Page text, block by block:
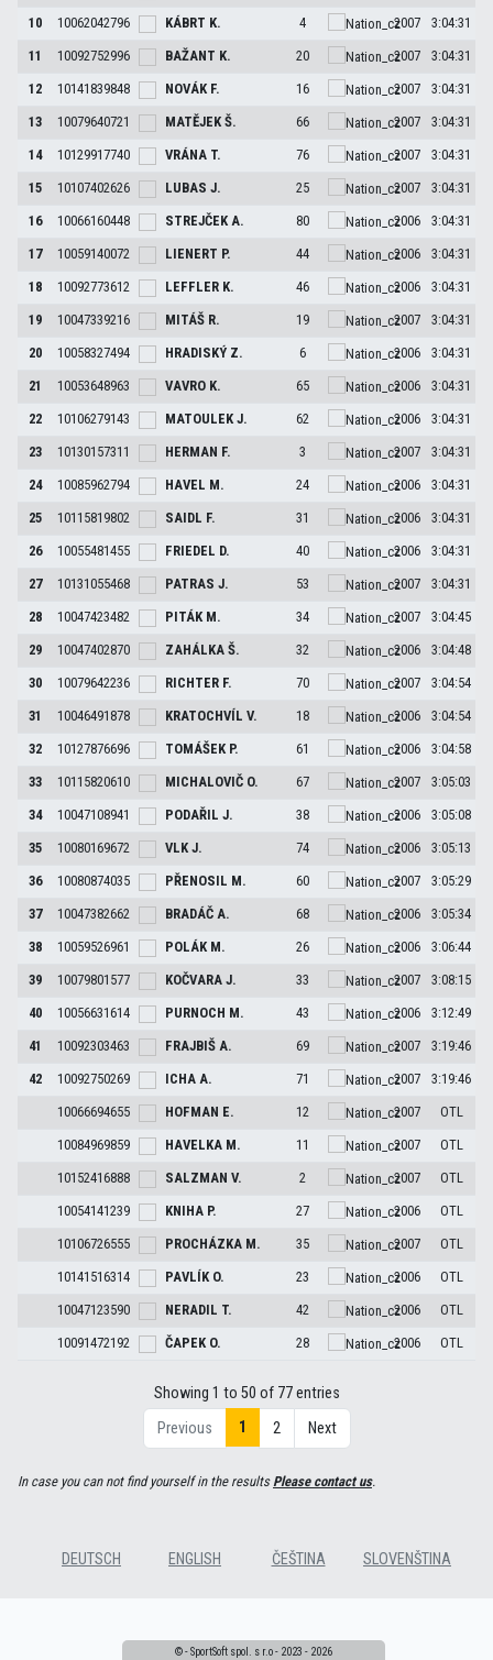
10
10062042796 KÁBRT K. 4 2007
3:04:31
11
10092752996 BAŽANT K. 20 2007
3:04:31
12
10141839848 NOVÁK F. 16 2007
3:04:31
13
10079640721 MATĚJEK Š. 66 2007
3:04:31
14
10129917740 VRÁNA T. 76 2007
3:04:31
15
10107402626 LUBAS J. 25 2007
3:04:31
16
10066160448 STREJČEK A. 80 2006
3:04:31
17
10059140072 LIENERT P. 44 2006
3:04:31
18
10092773612 LEFFLER K. 46 2006
3:04:31
19
10047339216 MITÁŠ R. 19 2007
3:04:31
20
10058327494 HRADISKÝ Z. 6 2006
3:04:31
21
10053648963 VAVRO K. 65 2006
3:04:31
22
10106279143 MATOULEK J. 62 2006
3:04:31
23
10130157311 HERMAN F. 3 2007
3:04:31
24
10085962794 HAVEL M. 24 2006
3:04:31
25
10115819802 SAIDL F. 31 2006
3:04:31
26
10055481455 FRIEDEL D. 40 2006
3:04:31
27
10131055468 PATRAS J. 53 2007
3:04:31
28
10047423482 PITÁK M. 34 2007
3:04:45
29
10047402870 ZAHÁLKA Š. 32 2006
3:04:48
30
10079642236 RICHTER F. 70 2007
3:04:54
31
10046491878 KRATOCHVÍL V. 18 2006
3:04:54
32
10127876696 TOMÁŠEK P. 61 2006
3:04:58
33
10115820610 MICHALOVIČ O. 67 2007
3:05:03
34
10047108941 PODAŘIL J. 38 2006
3:05:08
35
10080169672 VLK J. 74 2006
3:05:13
36
10080874035 PŘENOSIL M. 60 2007
3:05:29
37
10047382662 BRADÁČ A. 68 2006
3:05:34
38
10059526961 POLÁK M. 26 2006
3:06:44
39
10079801577 KOČVARA J. 33 2007
3:08:15
40
10056631614 PURNOCH M. 43 2006
3:12:49
41
10092303463 FRAJBIŠ A. 69 2007
3:19:46
42
10092750269 ICHA A. 71 2007
3:19:46
10066694655
HOFMAN E. 12 2007
OTL
10084969859
HAVELKA M. 11 2007
OTL
10152416888
SALZMAN V. 2 2007
OTL
10054141239
KNIHA P. 27 2006
OTL
10106726555
PROCHÁZKA M. 35 2007
OTL
10141516314
PAVLÍK O. 23 2006
OTL
10047123590
NERADIL T. 42 2006
OTL
10091472192
ČAPEK O. 28 2006 OTL
Showing 1 to 50 of 77 entries
Previous
1 2 Next
In case you can not find yourself in the resultsPlease contact us.
DEUTSCH ENGLISH ČEŠTINA SLOVENŠTINA
© - SportSoft spol. s r.o - 2023 - 2026